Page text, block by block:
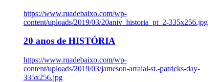
https://www.ruadebaixo.com/wp-
content/uploads/2019/03/20aniv_historia_pt_2-335x256.jpg
20 anos de HISTÓRIA
https://www.ruadebaixo.com/wp-
content/uploads/2019/03/jameson-arraial-st.-patricks-day-
335x256.jpg